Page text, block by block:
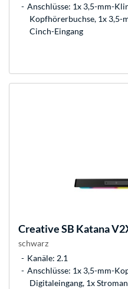
Anschlüsse: 1x 3,5-mm-
Kopfhörerbuchse, 1x 3,5-
Cinch-Eingang
CreativeSB Katana
schwarz
Kanäle: 2.1
Anschlüsse: 1x 3,5-mm-
Digitaleingang, 1x